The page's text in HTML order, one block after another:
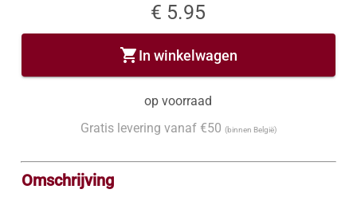
€ 5.95
shopping_cartIn winkelwagen
op voorraad
Gratis levering vanaf €50 (binnen België)
Omschrijving